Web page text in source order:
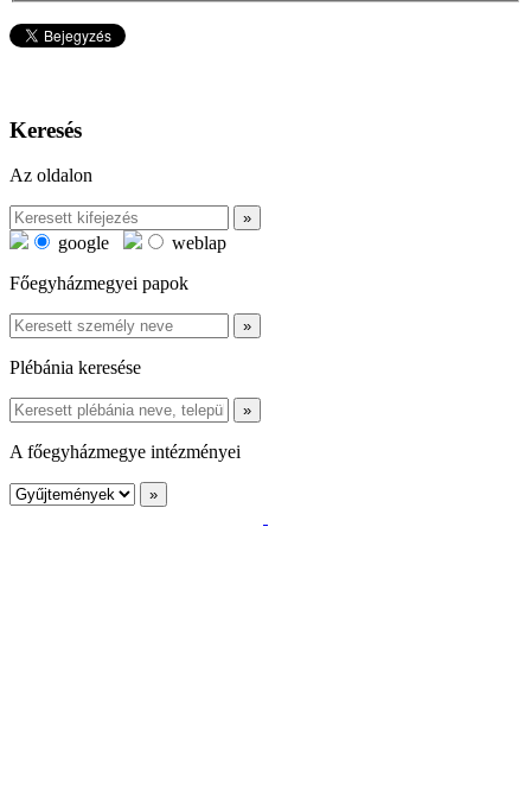
Keresés
Az oldalon
google
weblap
Főegyházmegyei papok
Plébánia keresése
A főegyházmegye intézményei